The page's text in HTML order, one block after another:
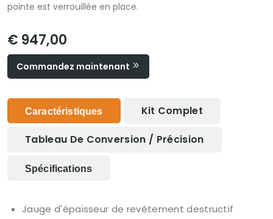
pointe est verrouillée en place.
€ 947,00
Commandez maintenant
Caractéristiques Kit Complet
Tableau De Conversion / Précision
Spécifications
Jauge d'épaisseur de revêtement destructif